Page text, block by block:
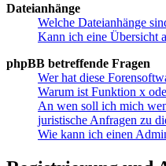
Dateianhänge
Welche Dateianhänge
Kann ich eine Übersicht
phpBB betreffende Fragen
Wer hat diese
Warum ist Funktion x
An wen soll ich mich
juristische Anfragen zu
Wie kann ich einen